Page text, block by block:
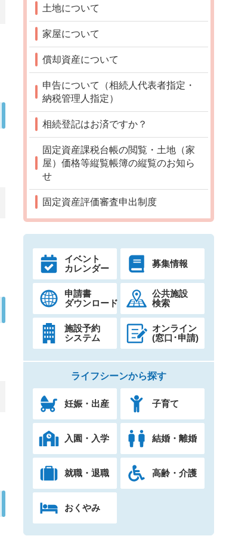
土地について
家屋について
償却資産について
申告について（相続人代表者指定・
納税管理人指定）
相続登記はお済ですか？
固定資産課税台帳の閲覧・土地（家
屋）価格等縦覧帳簿の縦覧のお知ら
せ
固定資産評価審査申出制度
イベント
カレンダー
募集情報
申請書
ダウンロード
公共施設
検索
施設予約
システム
オンライン
(窓口･申請)
ライフシーンから探す
妊娠・出産 子育て
入園・入学 結婚・離婚
就職・退職 高齢・介護
おくやみ